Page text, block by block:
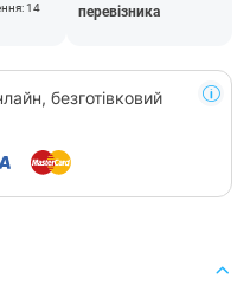
14
перевізника
безготівковий